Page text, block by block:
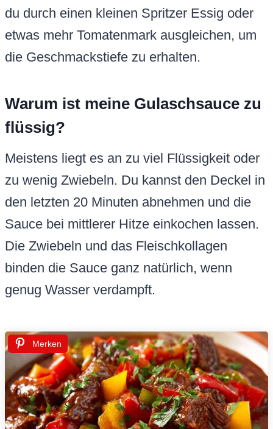
du durch einen kleinen Spritzer Essig oder
etwas mehr Tomatenmark ausgleichen, um
die Geschmackstiefe zu erhalten.
Warum ist meine Gulaschsauce zu
flüssig?
Meistens liegt es an zu viel Flüssigkeit oder
zu wenig Zwiebeln. Du kannst den Deckel in
den letzten 20 Minuten abnehmen und die
Sauce bei mittlerer Hitze einkochen lassen.
Die Zwiebeln und das Fleischkollagen
binden die Sauce ganz natürlich, wenn
genug Wasser verdampft.
Merken